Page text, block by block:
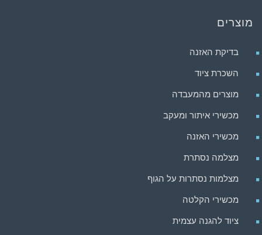
מוצרים
בדיקת האזנה
השכרת ציוד
מוצרים מהמעבדה
מכשירי איתור ומעקב
מכשירי האזנה
מצלמה נסתרת
מצלמות נסתרות על הגוף
מכשירי הקלטה
ציוד להגנה עצמית